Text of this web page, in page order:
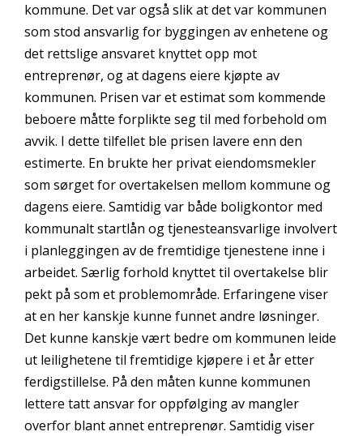
kommune. Det var også slik at det var kommunen
som stod ansvarlig for byggingen av enhetene og
det rettslige ansvaret knyttet opp mot
entreprenør, og at dagens eiere kjøpte av
kommunen. Prisen var et estimat som kommende
beboere måtte forplikte seg til med forbehold om
avvik. I dette tilfellet ble prisen lavere enn den
estimerte. En brukte her privat eiendomsmekler
som sørget for overtakelsen mellom kommune og
dagens eiere. Samtidig var både boligkontor med
kommunalt startlån og tjenesteansvarlige involvert
i planleggingen av de fremtidige tjenestene inne i
arbeidet. Særlig forhold knyttet til overtakelse blir
pekt på som et problemområde. Erfaringene viser
at en her kanskje kunne funnet andre løsninger.
Det kunne kanskje vært bedre om kommunen leide
ut leilighetene til fremtidige kjøpere i et år etter
ferdigstillelse. På den måten kunne kommunen
lettere tatt ansvar for oppfølging av mangler
overfor blant annet entreprenør. Samtidig viser